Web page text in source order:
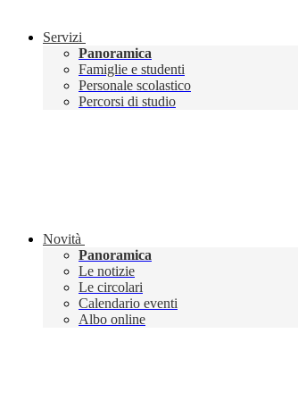
Servizi
Panoramica
Famiglie e studenti
Personale scolastico
Percorsi di studio
Novità
Panoramica
Le notizie
Le circolari
Calendario eventi
Albo online